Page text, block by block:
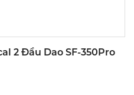
2 Đầu Dao SF-350Pro